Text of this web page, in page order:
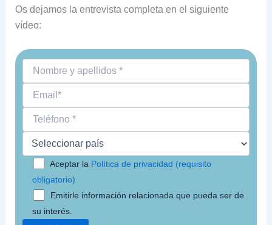
Os dejamos la entrevista completa en el siguiente
vídeo:
Aceptar la Política de privacidad (requisito
obligatorio)
Emitirle información relacionada que pueda ser de
su interés.